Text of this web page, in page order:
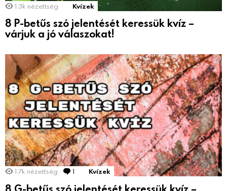
1.3k nézettség Kvízek
8 P-betűs szó jelentését keressük kvíz –
várjuk a jó válaszokat!
1.7k nézettség 1 Comment
Kvízek
8 G-betűs szó jelentését keressük kvíz –